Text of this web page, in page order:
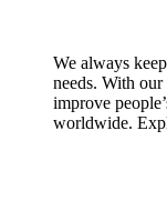
We always
needs. With
improve
worldwide.